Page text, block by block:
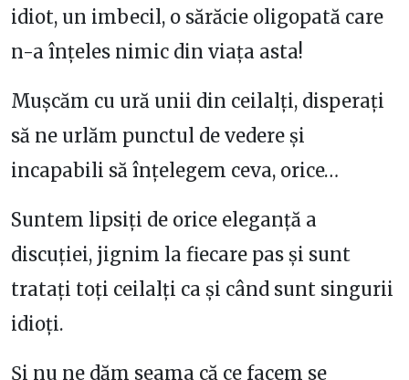
idiot, un imbecil, o sărăcie oligopată care
n-a înțeles nimic din viața asta!
Mușcăm cu ură unii din ceilalți, disperați
să ne urlăm punctul de vedere și
incapabili să înțelegem ceva, orice…
Suntem lipsiți de orice eleganță a
discuției, jignim la fiecare pas și sunt
tratați toți ceilalți ca și când sunt singurii
idioți.
Și nu ne dăm seama că ce facem se